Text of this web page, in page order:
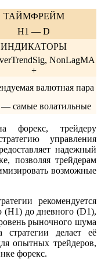
ТАЙМФРЕЙМ
H1 — D
ИНДИКАТОРЫ
NonLagMA
+
валютная пара
самые волатильные
форекс, трейдеру
управления
надежный
позволяя трейдерам
возможные
рекомендуется
(H1) до дневного (D1),
рыночного шума
делает её
опытных трейдеров,
форекс.